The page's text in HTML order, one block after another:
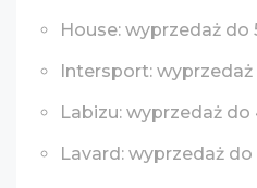
House: wyprzedaż do
Intersport: wyprzedaż
Labizu: wyprzedaż do
Lavard: wyprzedaż do